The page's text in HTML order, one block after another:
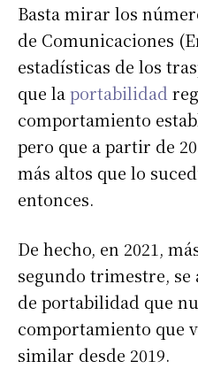
Basta mirar los
de Comunicaciones
estadísticas de los
que la portabilidad
comportamiento
pero que a partir de
más altos que lo
entonces.
De hecho, en 2021,
segundo trimestre, se
de portabilidad que
comportamiento que
similar desde 2019.